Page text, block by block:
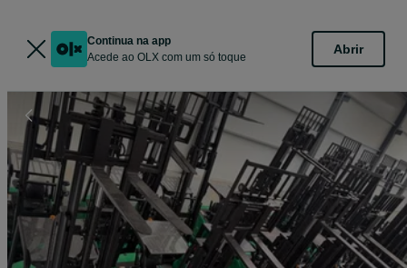
Continua na app
Acede ao OLX com um só toque
Abrir